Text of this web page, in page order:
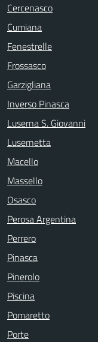
Cercenasco
Cumiana
Fenestrelle
Frossasco
Garzigliana
Inverso Pinasca
Luserna S. Giovanni
Lusernetta
Macello
Massello
Osasco
Perosa Argentina
Perrero
Pinasca
Pinerolo
Piscina
Pomaretto
Porte